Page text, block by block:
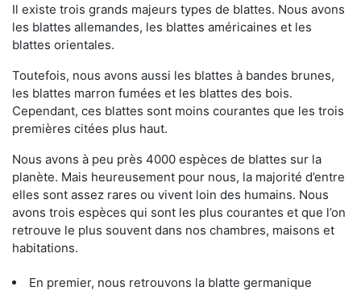
Il existe trois grands majeurs types de blattes. Nous avons
les blattes allemandes, les blattes américaines et les
blattes orientales.
Toutefois, nous avons aussi les blattes à bandes brunes,
les blattes marron fumées et les blattes des bois.
Cependant, ces blattes sont moins courantes que les trois
premières citées plus haut.
Nous avons à peu près 4000 espèces de blattes sur la
planète. Mais heureusement pour nous, la majorité d’entre
elles sont assez rares ou vivent loin des humains. Nous
avons trois espèces qui sont les plus courantes et que l’on
retrouve le plus souvent dans nos chambres, maisons et
habitations.
En premier, nous retrouvons la blatte germanique